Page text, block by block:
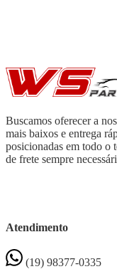
Buscamos oferecer a
mais baixos e entrega
posicionadas em todo o
de frete sempre
Atendimento
(19) 98377-0335